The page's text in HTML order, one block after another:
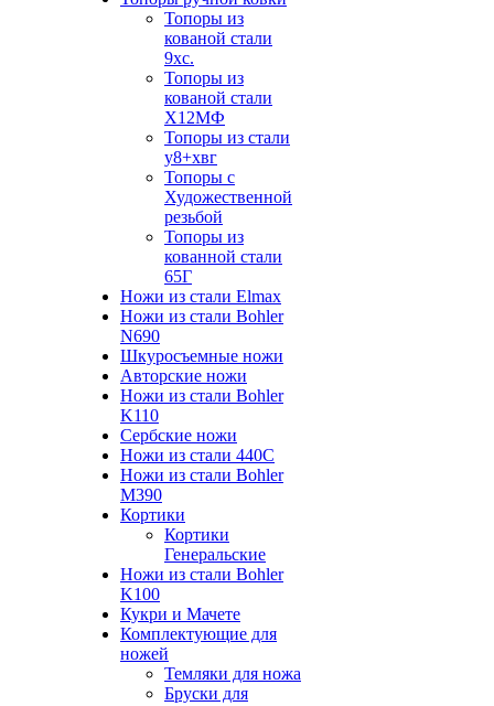
Топоры из
кованой стали
9хс.
Топоры из
кованой стали
Х12МФ
Топоры из стали
у8+хвг
Топоры с
Художественной
резьбой
Топоры из
кованной стали
65Г
Ножи из стали Elmax
Ножи из стали Bohler
N690
Шкуросъемные ножи
Авторские ножи
Ножи из стали Bohler
K110
Сербские ножи
Ножи из стали 440С
Ножи из стали Bohler
M390
Кортики
Кортики
Генеральские
Ножи из стали Bohler
K100
Кукри и Мачете
Комплектующие для
ножей
Темляки для ножа
Бруски для